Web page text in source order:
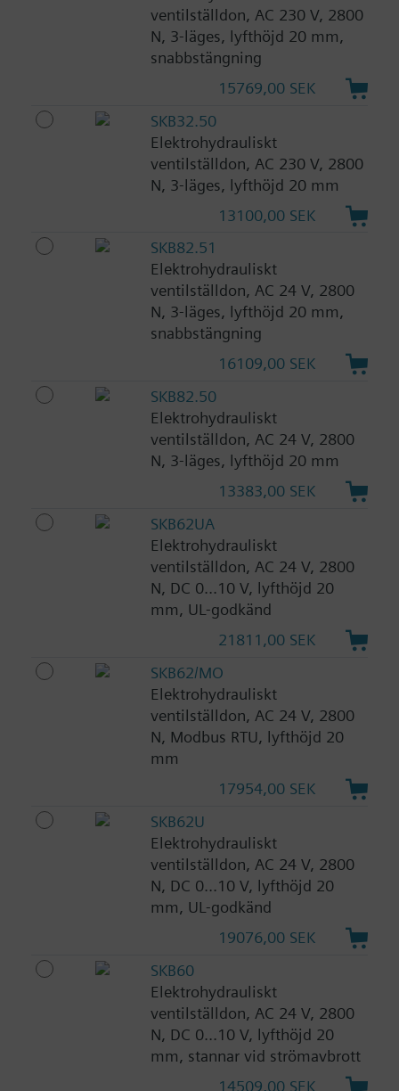
ventilställdon, AC 230 V, 2800
N, 3-läges, lyfthöjd 20 mm,
snabbstängning
15769,00 SEK
SKB32.50
Elektrohydrauliskt
ventilställdon, AC 230 V, 2800
N, 3-läges, lyfthöjd 20 mm
13100,00 SEK
SKB82.51
Elektrohydrauliskt
ventilställdon, AC 24 V, 2800
N, 3-läges, lyfthöjd 20 mm,
snabbstängning
16109,00 SEK
SKB82.50
Elektrohydrauliskt
ventilställdon, AC 24 V, 2800
N, 3-läges, lyfthöjd 20 mm
13383,00 SEK
SKB62UA
Elektrohydrauliskt
ventilställdon, AC 24 V, 2800
N, DC 0...10 V, lyfthöjd 20
mm, UL-godkänd
21811,00 SEK
SKB62/MO
Elektrohydrauliskt
ventilställdon, AC 24 V, 2800
N, Modbus RTU, lyfthöjd 20
mm
17954,00 SEK
SKB62U
Elektrohydrauliskt
ventilställdon, AC 24 V, 2800
N, DC 0...10 V, lyfthöjd 20
mm, UL-godkänd
19076,00 SEK
SKB60
Elektrohydrauliskt
ventilställdon, AC 24 V, 2800
N, DC 0...10 V, lyfthöjd 20
mm, stannar vid strömavbrott
14509,00 SEK